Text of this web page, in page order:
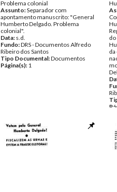
Problema colonial
Assunto:Separador com
apontamento manuscrito: "General
Humberto Delgado. Problema
colonial".
Data: s.d.
Fundo:DRS - Documentos Alfredo
Ribeiro dos Santos
Tipo Documental:Documentos
Página(s): 1